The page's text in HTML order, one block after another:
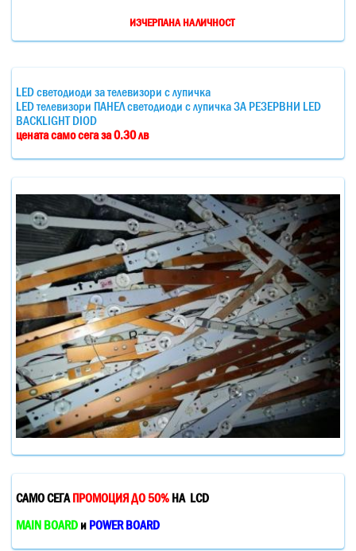
ИЗЧЕРПАНА НАЛИЧНОСТ
LED светодиоди за телевизори с лупичка
LED телевизори ПАНЕЛ светодиоди с лупичка ЗА РЕЗЕРВНИ LED
BACKLIGHT DIOD
цената само сега за 0.30 лв
САМО СЕГА ПРОМОЦИЯ ДО 50% НА LCD
MAIN BOARD и POWER BOARD